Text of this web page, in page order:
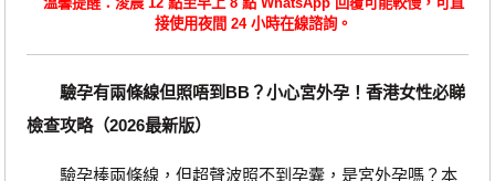
接使用夜間 24 小時在線諮詢。
驗孕有兩條線但照唔到BB？小心宮外孕！香港女性必睇
檢查攻略（2026最新版）
驗孕棒兩條線，但超聲波照不到孕囊，是宮外孕嗎？本